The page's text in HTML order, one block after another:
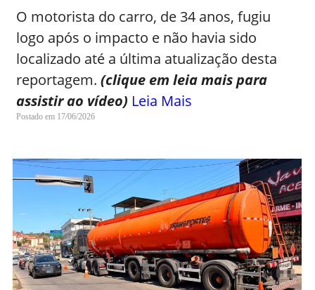
O motorista do carro, de 34 anos, fugiu
logo após o impacto e não havia sido
localizado até a última atualização desta
reportagem.(clique em leia mais para
assistir ao vídeo) Leia Mais
Postado em 17/06/2026